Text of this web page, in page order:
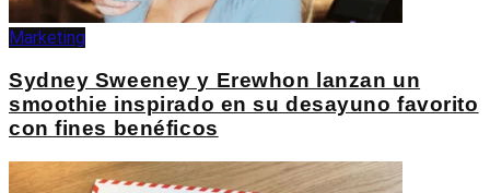
Marketing
Sydney Sweeney y Erewhon lanzan un
smoothie inspirado en su desayuno favorito
con fines benéficos